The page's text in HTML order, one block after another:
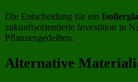
Die Entscheidung für ein
zukunftsorientierte Investition in
Pflanzengedeihen.
Alternative